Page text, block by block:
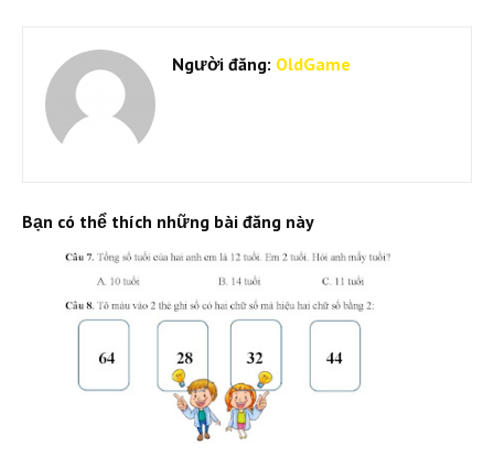
Người đăng: OldGame
Bạn có thể thích những bài đăng này